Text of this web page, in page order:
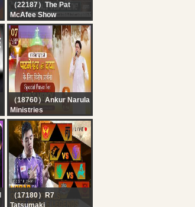
（22187）The Pat
McAfee Show
The Pat McAfee Show
Live | Friday August 7th
2026
（18760）Ankur Narula
Ministries
PRAYER MOUNTAIN |?
LIVE SPECIAL PRAYER
FOR GOD'S MERCY |
07-08-2026 ⁨|
#ankurnarulaministries
#live
（17180）R7
Tatsumaki